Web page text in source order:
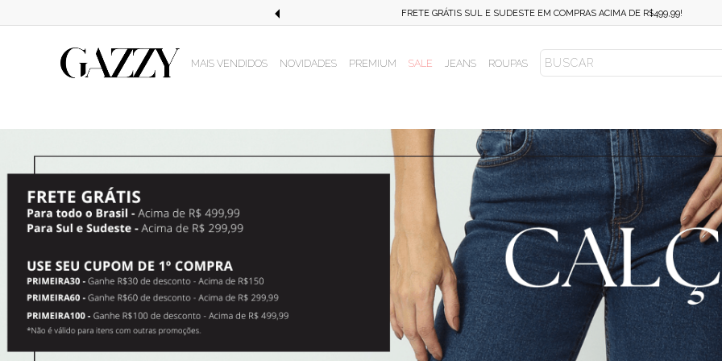
FRETE FIXO SUL E SUDESTE EM COMPRAS ACIMA DE R$499,99!
MAIS VENDIDOS NOVIDADES PREMIUM SALE JEANS ROUPAS